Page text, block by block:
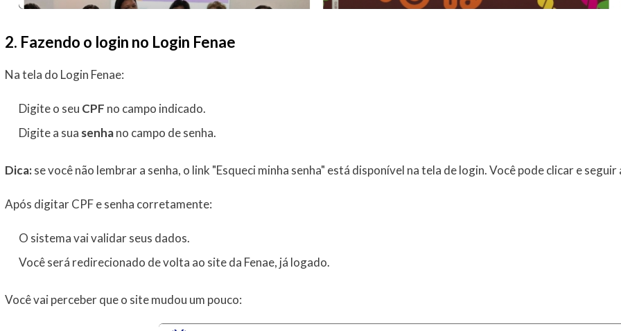
2. Fazendo o login no Login Fenae
Na tela do Login Fenae:
Digite o seu CPF no campo indicado.
Digite a sua senhano campo de senha.
Dica:se você não lembrar a senha, o link "Esqueci minha senha" está disponível na tela de login. Você pode clicar e
Após digitar CPF e senha corretamente:
O sistema vai validar seus dados.
Você será redirecionado de volta ao site da Fenae, já logado.
Você vai perceber que o site mudou um pouco: